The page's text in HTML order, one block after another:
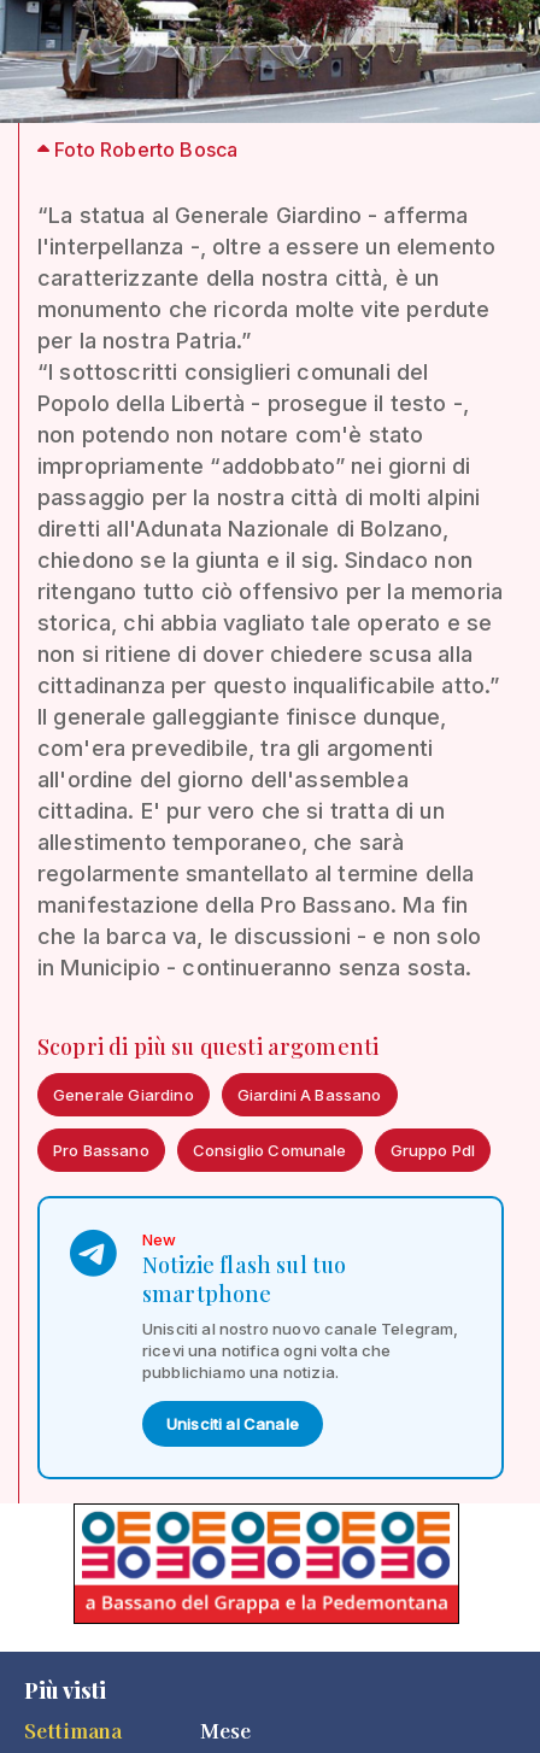
Foto Roberto Bosca
“La statua al Generale Giardino - afferma
l'interpellanza -, oltre a essere un elemento
caratterizzante della nostra città, è un
monumento che ricorda molte vite perdute
per la nostra Patria.”
“I sottoscritti consiglieri comunali del
Popolo della Libertà - prosegue il testo -,
non potendo non notare com'è stato
impropriamente “addobbato” nei giorni di
passaggio per la nostra città di molti alpini
diretti all'Adunata Nazionale di Bolzano,
chiedono se la giunta e il sig. Sindaco non
ritengano tutto ciò offensivo per la memoria
storica, chi abbia vagliato tale operato e se
non si ritiene di dover chiedere scusa alla
cittadinanza per questo inqualificabile atto.”
Il generale galleggiante finisce dunque,
com'era prevedibile, tra gli argomenti
all'ordine del giorno dell'assemblea
cittadina. E' pur vero che si tratta di un
allestimento temporaneo, che sarà
regolarmente smantellato al termine della
manifestazione della Pro Bassano. Ma fin
che la barca va, le discussioni - e non solo
in Municipio - continueranno senza sosta.
Scopri di più su questi argomenti
Generale Giardino Giardini A Bassano
Pro Bassano Consiglio Comunale Gruppo Pdl
New
Notizie flash sul tuo
smartphone
Unisciti al nostro nuovo canale Telegram,
ricevi una notifica ogni volta che
pubblichiamo una notizia.
Unisciti al Canale
Più visti
Settimana
Mese